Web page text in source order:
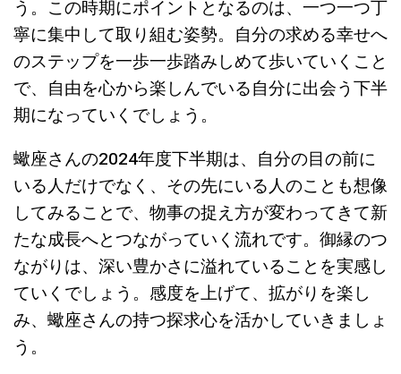
う。この時期にポイントとなるのは、一つ一つ丁
寧に集中して取り組む姿勢。自分の求める幸せへ
のステップを一歩一歩踏みしめて歩いていくこと
で、自由を心から楽しんでいる自分に出会う下半
期になっていくでしょう。
蠍座さんの2024年度下半期は、自分の目の前に
いる人だけでなく、その先にいる人のことも想像
してみることで、物事の捉え方が変わってきて新
たな成長へとつながっていく流れです。御縁のつ
ながりは、深い豊かさに溢れていることを実感し
ていくでしょう。感度を上げて、拡がりを楽し
み、蠍座さんの持つ探求心を活かしていきましょ
う。